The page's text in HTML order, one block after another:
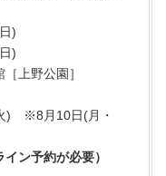
)
)
上野公園］
) ※8月10日(月・
ン予約が必要）